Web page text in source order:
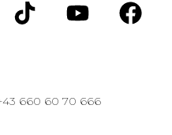
660 60 70 666